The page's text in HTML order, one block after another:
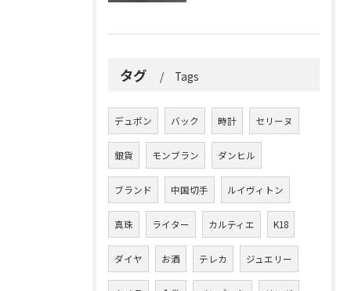
タグ Tags
デュポン バック 時計 セリーヌ
銀貨 モンブラン ダンヒル
ブランド 中国切手 ルイヴィトン
真珠 ライター カルティエ K18
ダイヤ お酒 テレカ ジュエリー